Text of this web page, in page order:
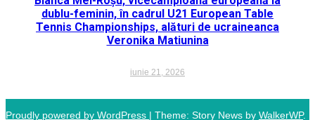
dublu-feminin, în cadrul U21 European Table
Tennis Championships, alături de ucraineanca
Veronika Matiunina
iunie 21, 2026
Proudly powered by WordPress | Theme: Story News by WalkerWP.